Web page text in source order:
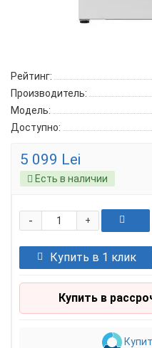
Рейтинг:
Производитель:
Модель:
Доступно:
5 099 Lei
Есть в наличии
+
-
Купить в 1 клик
Купить в